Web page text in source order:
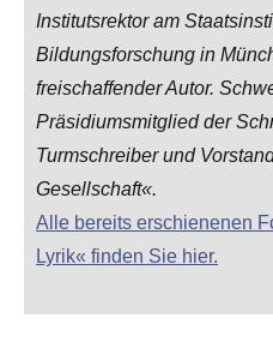
Institutsrektor am
Bildungsforschung in
freischaffender Autor.
Präsidiumsmitglied der
Turmschreiber und
Gesellschaft«.
Alle bereits erschienenen
Lyrik« finden Sie hier.